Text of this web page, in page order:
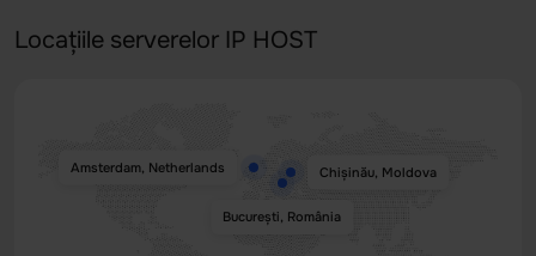
Locațiile serverelor IP HOST
Amsterdam, Netherlands
București, România
Chișinău, Moldova